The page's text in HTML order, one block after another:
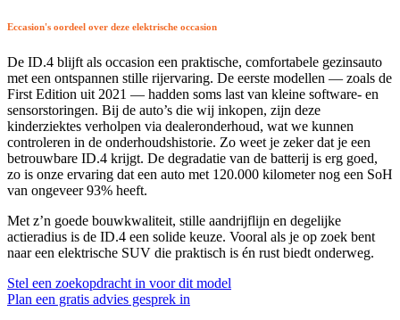
Eccasion's oordeel over deze elektrische occasion
De ID.4 blijft als occasion een praktische, comfortabele gezinsauto
met een ontspannen stille rijervaring. De eerste modellen — zoals de
First Edition uit 2021 — hadden soms last van kleine software- en
sensorstoringen. Bij de auto’s die wij inkopen, zijn deze
kinderziektes verholpen via dealeronderhoud, wat we kunnen
controleren in de onderhoudshistorie. Zo weet je zeker dat je een
betrouwbare ID.4 krijgt. De degradatie van de batterij is erg goed,
zo is onze ervaring dat een auto met 120.000 kilometer nog een SoH
van ongeveer 93% heeft.
Met z’n goede bouwkwaliteit, stille aandrijflijn en degelijke
actieradius is de ID.4 een solide keuze. Vooral als je op zoek bent
naar een elektrische SUV die praktisch is én rust biedt onderweg.
Stel een zoekopdracht in voor dit model
Plan een gratis advies gesprek in